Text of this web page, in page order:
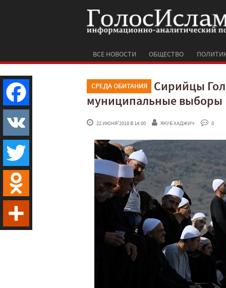
ВСЕ НОВОСТИ ОБЩЕСТВО
СРЕДА ОБИТАНИЯ
Сирийцы
муниципальные выборы
22 ИЮНЯ'2018 В 14:00 ЯКУБ ХАДЖИЧ 0
Facebook
VK
Twitter
Odnoklassniki